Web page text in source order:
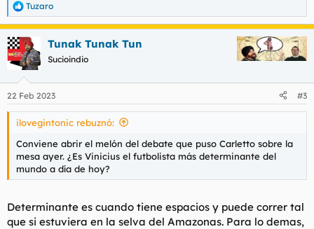
R
e
a
c
c
i
e
s
Tuzaro
Tunak Tunak Tun
Sucioindio
22 Feb 2023 #3
ilovegintonic rebuznó:
Conviene abrir el melón del debate que puso Carletto sobre la
mesa ayer. ¿Es Vinicius el futbolista más determinante del
mundo a día de hoy?
Determinante es cuando tiene espacios y puede correr tal
que si estuviera en la selva del Amazonas. Para lo demas,